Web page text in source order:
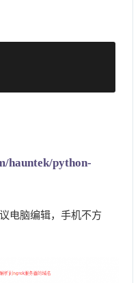
hauntek/python-
电脑编辑，手机不方